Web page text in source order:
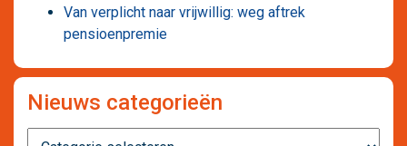
Van verplicht naar vrijwillig: weg aftrek
pensioenpremie
Nieuws categorieën